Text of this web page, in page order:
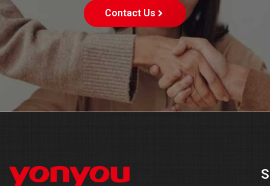
Contact Us